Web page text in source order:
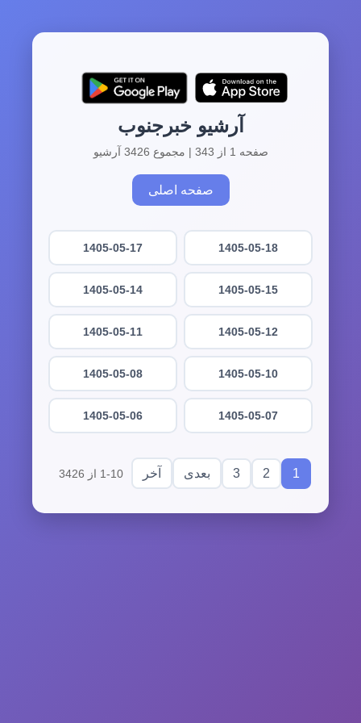
آرشیو خبرجنوب
صفحه 1 از 343 | مجموع 3426 آرشیو
صفحه اصلی
1405-05-18
1405-05-17
1405-05-15
1405-05-14
1405-05-12
1405-05-11
1405-05-10
1405-05-08
1405-05-07
1405-05-06
1
2
3 بعدی آخر 1-10 از 3426